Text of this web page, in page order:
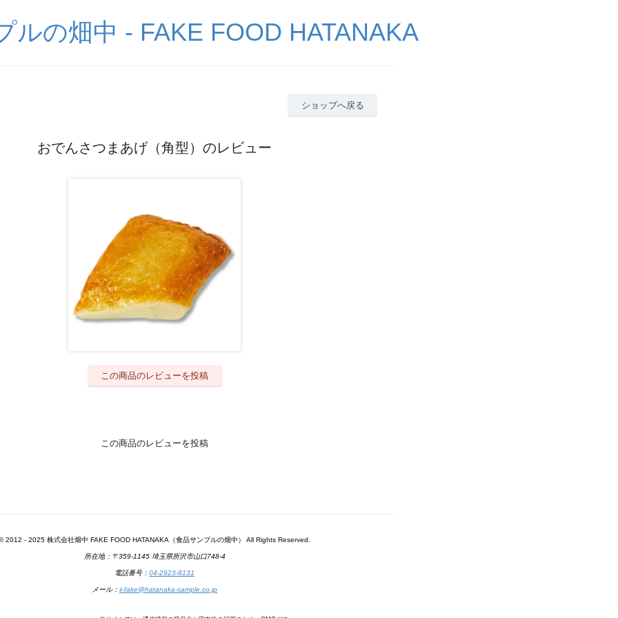
ルの畑中 - FAKE FOOD HATANAKA
ショップへ戻る
おでんさつまあげ（角型）のレビュー
この商品のレビューを投稿
この商品のレビューを投稿
2012 - 2025 株式会社畑中 FAKE FOOD HATANAKA（食品サンプルの畑中） All Rights Reserved.
所在地：〒359-1145 埼玉県所沢市山口748-4
電話番号： 04-2923-8131
メール： ii-fake@hatanaka-sample.co.jp